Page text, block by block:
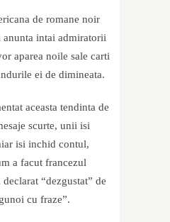
de romane noir
intai admiratorii
aparea noile sale carti
ei de dimineata.
aceasta tendinta de
scurte, unii isi
isi inchid contul,
a facut francezul
“dezgustat” de
cu fraze”.